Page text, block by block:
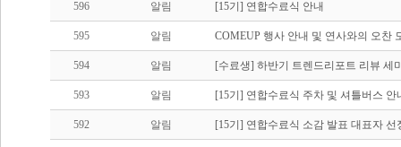
596 알림 [15기] 연합수료식 안내
595 알림 COMEUP 행사 안내 및 연사와의 오찬
594 알림 [수료생] 하반기 트렌드리포트 리뷰 세
593 알림 [15기] 연합수료식 주차 및 셔틀버스 안
592 알림 [15기] 연합수료식 소감 발표 대표자 선